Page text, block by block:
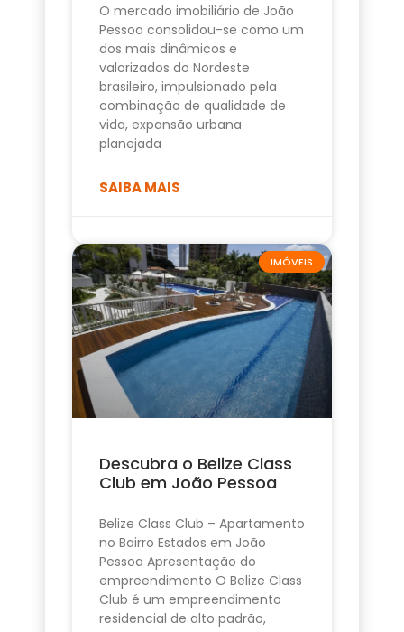
O mercado imobiliário de João
Pessoa consolidou-se como um
dos mais dinâmicos e
valorizados do Nordeste
brasileiro, impulsionado pela
combinação de qualidade de
vida, expansão urbana
planejada
SAIBA MAIS
IMÓVEIS
Descubra o Belize Class
Club em João Pessoa
Belize Class Club – Apartamento
no Bairro Estados em João
Pessoa Apresentação do
empreendimento O Belize Class
Club é um empreendimento
residencial de alto padrão,